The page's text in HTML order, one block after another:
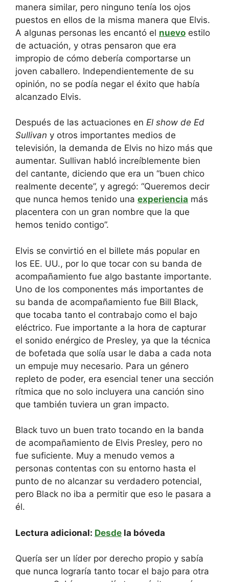
manera similar, pero ninguno tenía los ojos
puestos en ellos de la misma manera que Elvis.
A algunas personas les encantó el nuevo estilo
de actuación, y otras pensaron que era
impropio de cómo debería comportarse un
joven caballero. Independientemente de su
opinión, no se podía negar el éxito que había
alcanzado Elvis.
Después de las actuaciones en El show de Ed
Sullivan y otros importantes medios de
televisión, la demanda de Elvis no hizo más que
aumentar. Sullivan habló increíblemente bien
del cantante, diciendo que era un “buen chico
realmente decente”, y agregó: “Queremos decir
que nunca hemos tenido una experiencia más
placentera con un gran nombre que la que
hemos tenido contigo”.
Elvis se convirtió en el billete más popular en
los EE. UU., por lo que tocar con su banda de
acompañamiento fue algo bastante importante.
Uno de los componentes más importantes de
su banda de acompañamiento fue Bill Black,
que tocaba tanto el contrabajo como el bajo
eléctrico. Fue importante a la hora de capturar
el sonido enérgico de Presley, ya que la técnica
de bofetada que solía usar le daba a cada nota
un empuje muy necesario. Para un género
repleto de poder, era esencial tener una sección
rítmica que no solo incluyera una canción sino
que también tuviera un gran impacto.
Black tuvo un buen trato tocando en la banda
de acompañamiento de Elvis Presley, pero no
fue suficiente. Muy a menudo vemos a
personas contentas con su entorno hasta el
punto de no alcanzar su verdadero potencial,
pero Black no iba a permitir que eso le pasara a
él.
Lectura adicional: Desde la bóveda
Quería ser un líder por derecho propio y sabía
que nunca lograría tanto tocar el bajo para otra